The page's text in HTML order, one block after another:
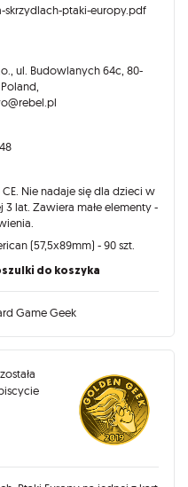
skrzydlach-ptaki-europy.pdf
ul. Budowlanych 64c, 80-
Nie nadaje się dla dzieci w
3 lat. Zawiera małe elementy -
(57,5x89mm) - 90 szt.
do koszyka
Game Geek